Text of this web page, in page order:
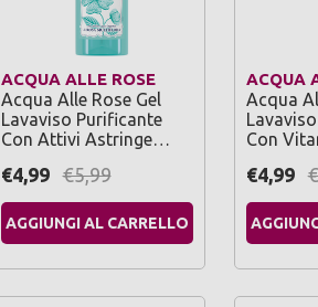
ACQUA ALLE ROSE
Acqua Alle Rose Gel
Lavaviso Purificante
Con Attivi Astringe…
€4,99 €5,99
AGGIUNGI AL CARRELLO
ACQUA
Acqua
Con
€4,99